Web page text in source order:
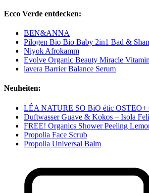
Ecco Verde entdecken:
BEN&ANNA
Pilogen Bio Bio Baby 2in1 Bad &
Niyok Afrokamm
Evolve Organic Beauty Miracle
lavera Barrier Balance Serum
Neuheiten:
LÉA NATURE SO BiO étic OSTEO+
Duftwasser Guave & Kokos – Isola
FREE! Organics Shower Peeling
Propolia Face Scrub
Propolia Universal Balm